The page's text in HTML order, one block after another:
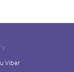
Viber